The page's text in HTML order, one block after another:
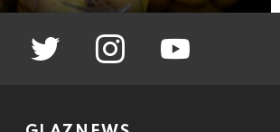
twitter instagram youtube